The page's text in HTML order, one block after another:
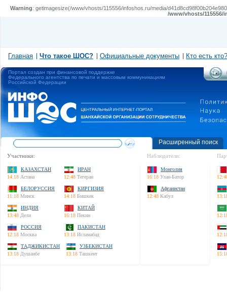
Warning: getimagesize(/www/vhosts/115556/infoshos.ru/media/
/www/vhosts/
Главная Что такое ШОС? Официальные документы Кто есть кто?
Портал создан при финансовой поддержке
Федерального агентства по печати и массовым коммуникациям
Российской Федерации
Расширенный поиск
Участники:
КАЗАХСТАН
14:18 Астана
ИРАН
12:48 Тегеран
БЕЛОРУССИЯ
11:18 Минск
КИРГИЗИЯ
14:18 Бишкек
ИНДИЯ
13:48 Дели
КИТАЙ
16:18 Пекин
РОССИЯ
12:18 Москва
ПАКИСТАН
13:18 Исламабад
ТАДЖИКИСТАН
13:18 Душанбе
УЗБЕКИСТАН
13:18 Ташкент
Наблюдатели:
Монголия
16:18 Улан-Батор
Афганистан
12:48 Кабул